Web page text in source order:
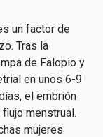
un factor de
Tras la
de Falopio y
en unos 6-9
el embrión
menstrual.
mujeres